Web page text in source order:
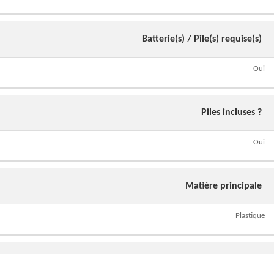
Batterie(s) / Pile(s) requise(s)
Oui
Piles incluses ?
Oui
Matière principale
Plastique